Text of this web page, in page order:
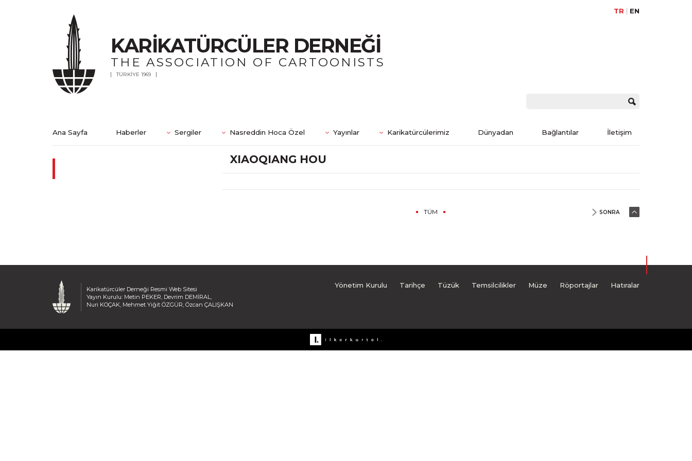
TR EN
KARİKATÜRCÜLER DERNEĞİ
THE ASSOCIATION OF CARTOONISTS
TÜRKİYE 1969
Ana Sayfa Haberler Sergiler Nasreddin Hoca Özel Yayınlar Karikatürcülerimiz Dünyadan Bağlantılar İletişim
XIAOQIANG HOU
TÜM SONRA
Karikatürcüler Derneği Resmi Web Sitesi
Yayın Kurulu: Metin PEKER, Devrim DEMİRAL,
Nuri KOÇAK, Mehmet Yiğit ÖZGÜR, Özcan ÇALIŞKAN
Yönetim Kurulu Tarihçe Tüzük Temsilcilikler Müze Röportajlar Hatıralar